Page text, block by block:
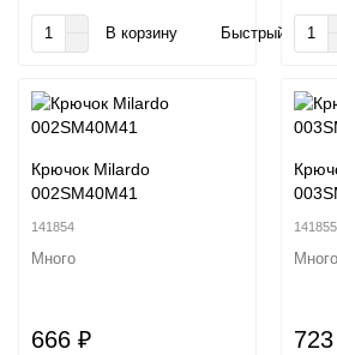
В корзину Быстрый заказ
Крючок Milardo
002SM40M41
141854
Много
666 ₽
141855
Много